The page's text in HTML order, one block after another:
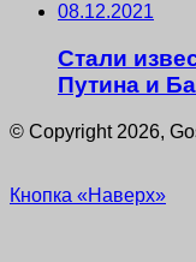
08.12.2021
Стали
Путина и
© Copyright 2026,
Кнопка «Наверх»